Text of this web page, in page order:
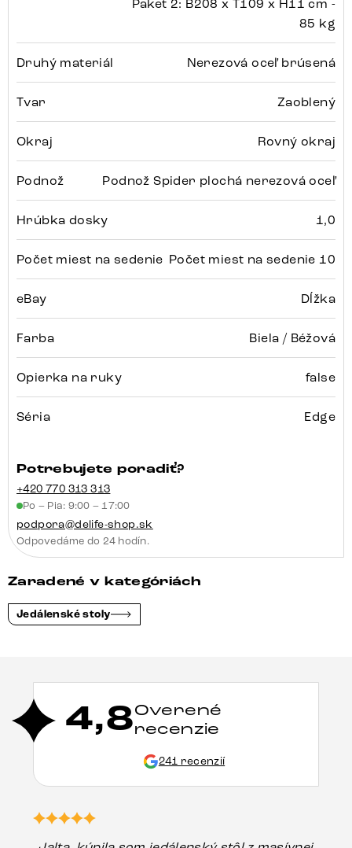
Paket 2: B208 x T109 x H11 cm -
85 kg
Druhý materiál Nerezová oceľ brúsená
Tvar Zaoblený
Okraj Rovný okraj
Podnož Podnož Spider plochá nerezová oceľ
Hrúbka dosky 1,0
Počet miest na sedenie Počet miest na sedenie 10
eBay Dĺžka
Farba Biela / Béžová
Opierka na ruky false
Séria Edge
Potrebujete poradiť?
+420 770 313 313
Po – Pia: 9:00 – 17:00
podpora@delife-shop.sk
Odpovedáme do 24 hodín.
Zaradené v kategóriách
Jedálenské stoly
4,8Overené
recenzie
241 recenzií